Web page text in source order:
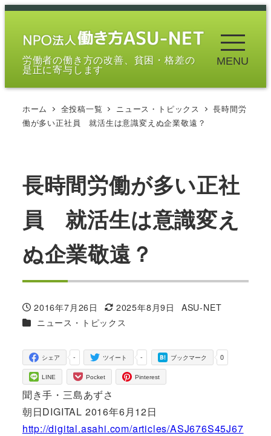
メ
労働者の働き方の改善、貧困・格差の
是正に寄与します
MENU
ホーム 全投稿一覧 ニュース・トピックス
長時間労
働が多い正社員 就活生は意識変えぬ企業敬遠？
長時間労働が多い正社
員 就活生は意識変え
ぬ企業敬遠？
投稿日
2016年7月26日
更新日
2025年8月9日
著
ASU-NET
カテゴリー
ニュース・トピックス
-
シェア -
ツイート 0
ブックマーク
LINE Pocket Pinterest
聞き手・三島あずさ
朝日DIGITAL 2016年6月12日
http://digital.asahi.com/articles/ASJ676S45J67